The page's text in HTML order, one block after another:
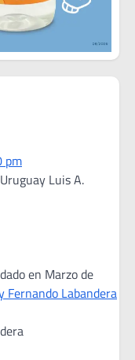
pm
Luis A.
en Marzo de
Fernando Labandera